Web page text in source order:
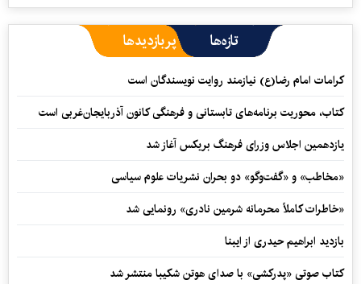
تازه‌ها پربازدیدها
کرامات امام رضا(ع) نیازمند روایت نویسندگان است
کتاب، محوریت برنامه‌های تابستانی و فرهنگی کانون آذربایجان‌غربی است
یازدهمین اجلاس وزرای فرهنگ بریکس آغاز شد
«مخاطب» و «گفت‌وگو» دو بحران نشریات علوم سیاسی
«خاطرات کاملاً محرمانه شرمین نادری» رونمایی شد
بازدید ابراهیم حیدری از ایبنا
کتاب صوتی «پدرکشی» با صدای هوتن شکیبا منتشر شد